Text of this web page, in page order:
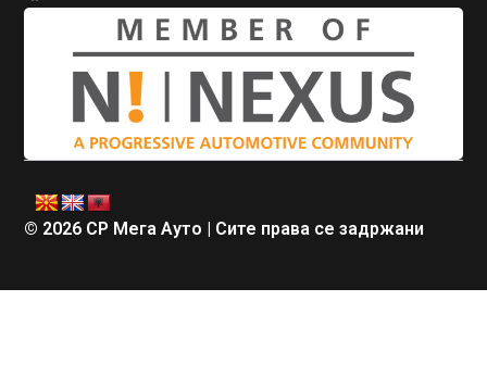
© 2026 СР Мега Ауто | Сите права се задржани